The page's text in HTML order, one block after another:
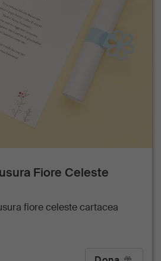
Fiore Celeste
fiore celeste cartacea